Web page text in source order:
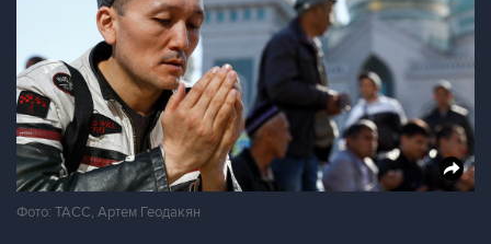
Фото: ТАСС, Артем Геодакян